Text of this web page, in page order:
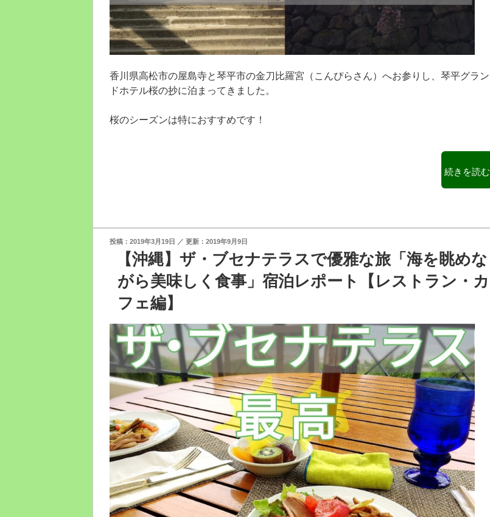
分
て
社
と
か
ラ
イ
ウ
ス
と
か
色々
巡
る
旅”
の
香川県高松市の屋島寺と琴平市の金刀比羅宮（こんぴらさん）へお参りし、琴平グラン
ドホテル桜の抄に泊まってきました。
桜のシーズンは特におすすめです！
“香
観
【金
刀
比
ん
ぴ
ら
さ
ん）
階
段・
金
色
の
お
守
り】
続きを読む
投
2019年3月19日 2019年9月9日
【沖縄】ザ・ブセナテラスで優雅な旅「海を眺めな
がら美味しく食事」宿泊レポート【レストラン・カ
フェ編】